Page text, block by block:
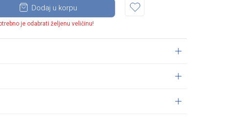
Dodaj u korpu
je odabrati željenu veličinu!